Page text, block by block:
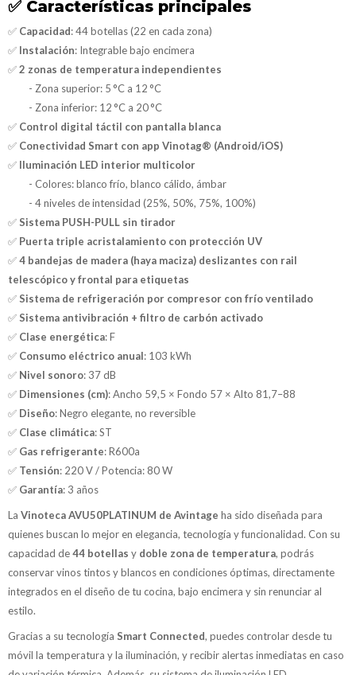
✅ Características principales
✅ Capacidad: 44 botellas (22 en cada zona)
✅ Instalación: Integrable bajo encimera
✅2 zonas de temperatura independientes
- Zona superior: 5 °C a 12 °C
- Zona inferior: 12 °C a 20 °C
✅ Control digital táctil con pantalla blanca
✅ Conectividad Smart con app Vinotag® (Android/iOS)
✅ Iluminación LED interior multicolor
- Colores: blanco frío, blanco cálido, ámbar
- 4 niveles de intensidad (25%, 50%, 75%, 100%)
✅Sistema PUSH-PULL sin tirador
✅ Puerta triple acristalamiento con protección UV
✅4 bandejas de madera (haya maciza) deslizantes con rail
telescópico y frontal para etiquetas
✅Sistema de refrigeración por compresor con frío ventilado
✅Sistema antivibración + filtro de carbón activado
✅ Clase energética: F
✅ Consumo eléctrico anual: 103 kWh
✅ Nivel sonoro: 37 dB
✅ Dimensiones (cm): Ancho 59,5 × Fondo 57 × Alto 81,7–88
✅ Diseño: Negro elegante, no reversible
✅ Clase climática: ST
✅ Gas refrigerante: R600a
✅ Tensión: 220 V / Potencia: 80 W
✅ Garantía: 3 años
La Vinoteca AVU50PLATINUM de Avintage ha sido diseñada para
quienes buscan lo mejor en elegancia, tecnología y funcionalidad. Con su
capacidad de44 botellas y doble zona de temperatura, podrás
conservar vinos tintos y blancos en condiciones óptimas, directamente
integrados en el diseño de tu cocina, bajo encimera y sin renunciar al
estilo.
Gracias a su tecnología Smart Connected, puedes controlar desde tu
móvil la temperatura y la iluminación, y recibir alertas inmediatas en caso